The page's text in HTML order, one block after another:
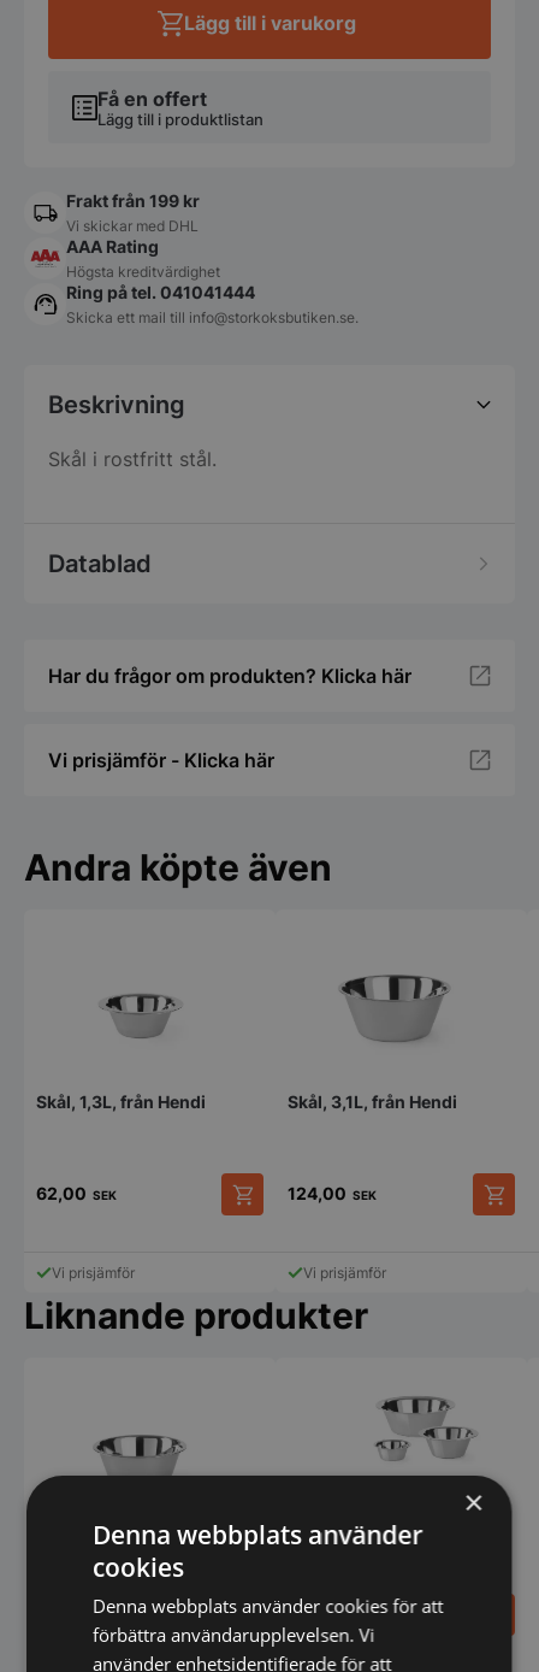
Få en offert
Lägg till i produktlistan
Lägg till i varukorg
Frakt från 199 kr
Vi skickar med DHL
AAA Rating
Högsta kreditvärdighet
Ring på tel. 041041444
Skicka ett mail till info@storkoksbutiken.se.
Beskrivning
Skål i rostfritt stål.
Datablad
Har du frågor om produkten? Klicka här
Vi prisjämför - Klicka här
Andra köpte även
Skål, 1,3L, från Hendi
62,00 SEK
Vi prisjämför
Skål, 3,1L, från Hendi
124,00 SEK
Vi prisjämför
Liknande produkter
Skål, 1,6L, från Hendi
SEK
Skål, 0,8L, från Hendi
49,00 SEK
×
Denna webbplats använder
cookies
Denna webbplats använder cookies för att
förbättra användarupplevelsen. Vi
använder enhetsidentifierade för att